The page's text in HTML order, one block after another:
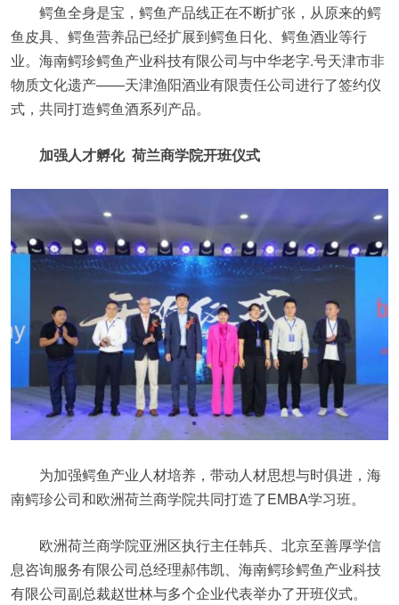
鳄鱼全身是宝，鳄鱼产品线正在不断扩张，从原来的鳄
鱼皮具、鳄鱼营养品已经扩展到鳄鱼日化、鳄鱼酒业等行
业。海南鳄珍鳄鱼产业科技有限公司与中华老字.号天津市非
物质文化遗产——天津渔阳酒业有限责任公司进行了签约仪
式，共同打造鳄鱼酒系列产品。
加强人才孵化 荷兰商学院开班仪式
为加强鳄鱼产业人材培养，带动人材思想与时俱进，海
南鳄珍公司和欧洲荷兰商学院共同打造了EMBA学习班。
欧洲荷兰商学院亚洲区执行主任韩兵、北京至善厚学信
息咨询服务有限公司总经理郝伟凯、海南鳄珍鳄鱼产业科技
有限公司副总裁赵世林与多个企业代表举办了开班仪式。